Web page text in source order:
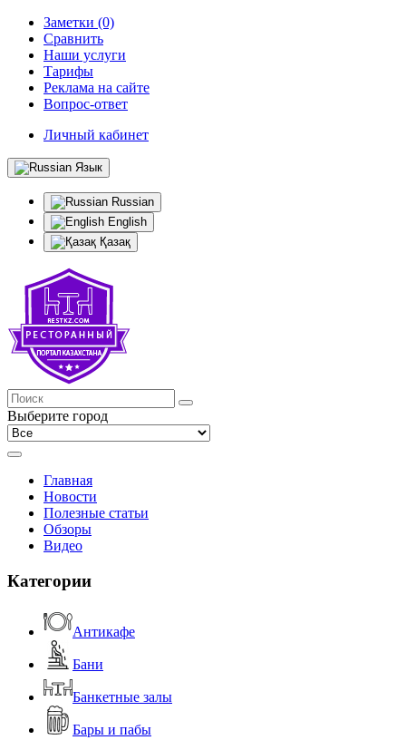
Заметки (0)
Сравнить
Наши услуги
Тарифы
Реклама на сайте
Вопрос-ответ
Личный кабинет
Язык
Russian
English
Қазақ
Выберите город
Главная
Новости
Полезные статьи
Обзоры
Видео
Категории
Антикафе
Бани
Банкетные залы
Бары и пабы